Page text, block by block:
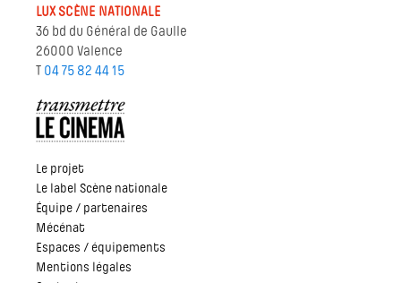
LUX SCÈNE NATIONALE
36 bd du Général de Gaulle
26000 Valence
T 04 75 82 44 15
Le projet
Le label Scène nationale
Équipe / partenaires
Mécénat
Espaces / équipements
Mentions légales